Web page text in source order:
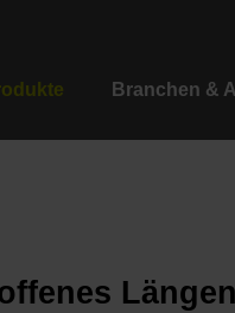
Branchen &